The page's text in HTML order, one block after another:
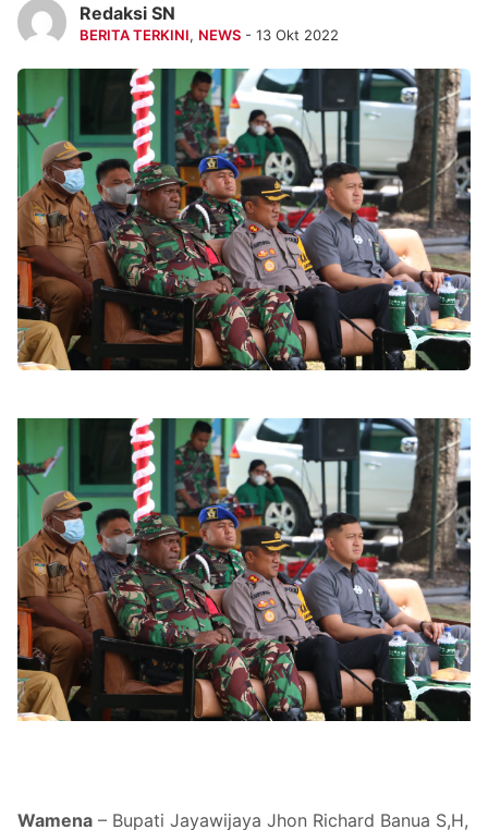
Redaksi SN
BERITA TERKINI, NEWS - 13 Okt 2022
Wamena – Bupati Jayawijaya Jhon Richard Banua S,H,